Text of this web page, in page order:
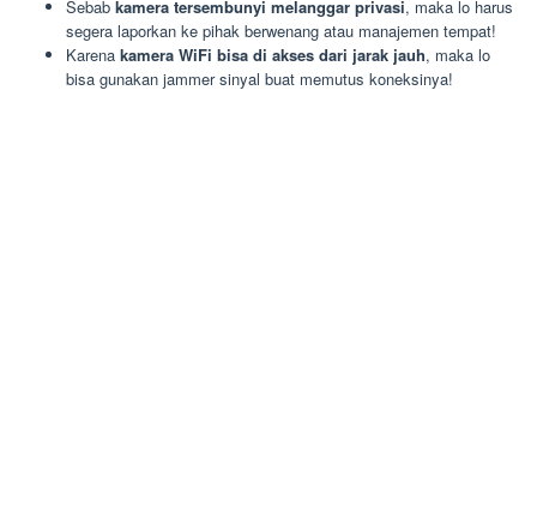
Sebab kamera tersembunyi melanggar privasi, maka lo harus
segera laporkan ke pihak berwenang atau manajemen tempat!
Karena kamera WiFi bisa di akses dari jarak jauh, maka lo
bisa gunakan jammer sinyal buat memutus koneksinya!